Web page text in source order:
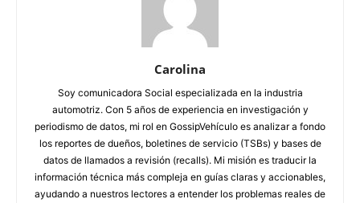
Carolina
Soy comunicadora Social especializada en la industria
automotriz. Con 5 años de experiencia en investigación y
periodismo de datos, mi rol en GossipVehículo es analizar a fondo
los reportes de dueños, boletines de servicio (TSBs) y bases de
datos de llamados a revisión (recalls). Mi misión es traducir la
información técnica más compleja en guías claras y accionables,
ayudando a nuestros lectores a entender los problemas reales de